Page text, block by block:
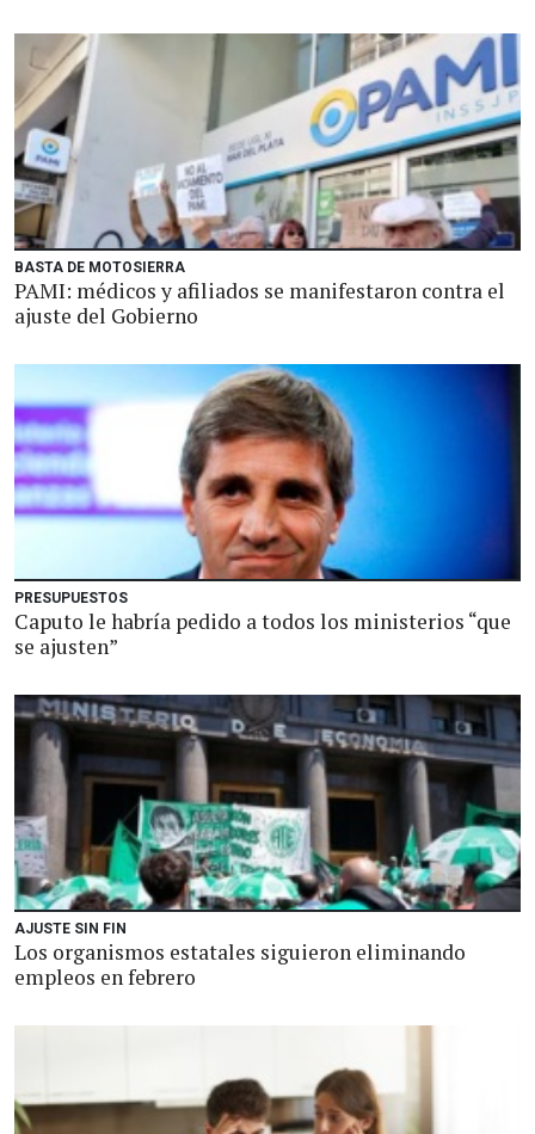
BASTA DE MOTOSIERRA
PAMI: médicos y afiliados se manifestaron contra el
ajuste del Gobierno
PRESUPUESTOS
Caputo le habría pedido a todos los ministerios “que
se ajusten”
AJUSTE SIN FIN
Los organismos estatales siguieron eliminando
empleos en febrero